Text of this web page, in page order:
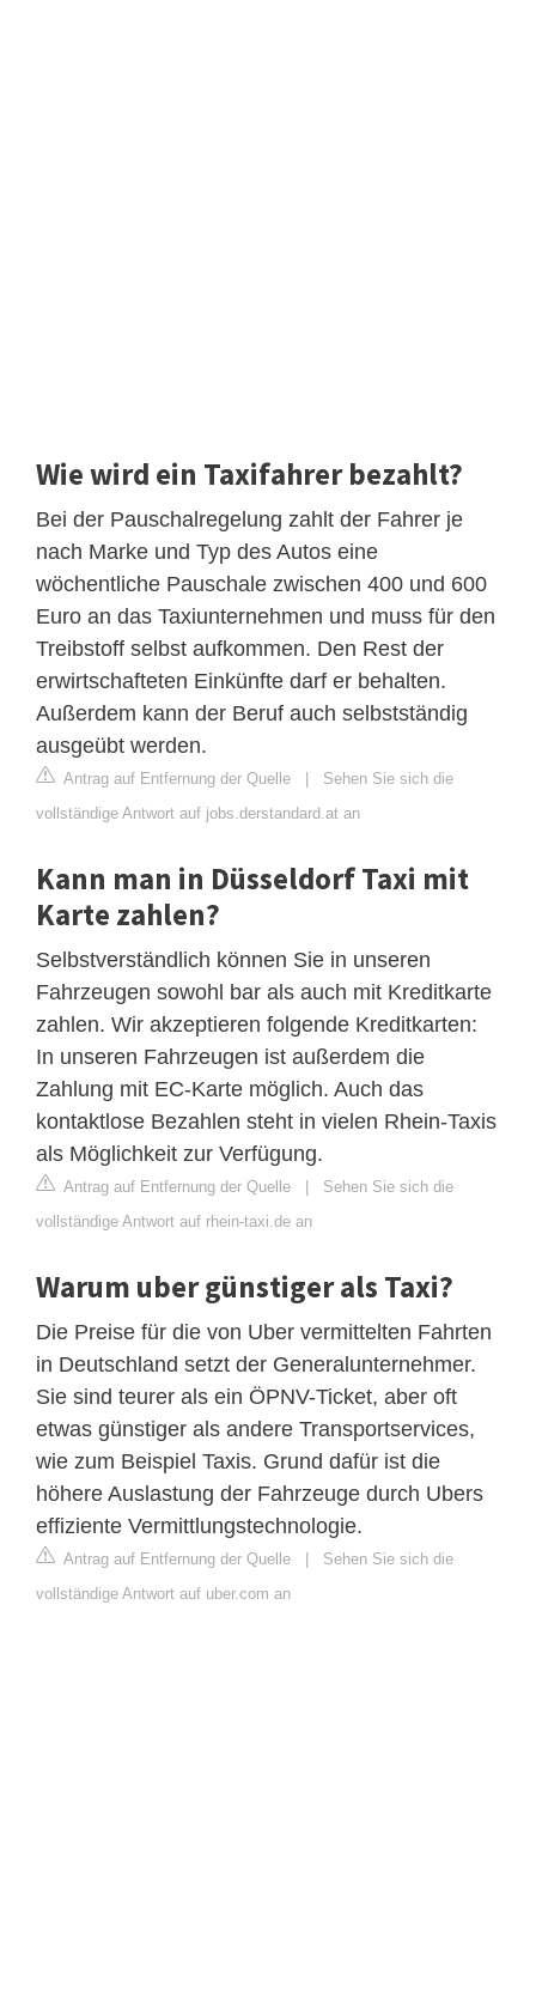
Wie wird ein Taxifahrer bezahlt?
Bei der Pauschalregelung zahlt der Fahrer je
nach Marke und Typ des Autos eine
wöchentliche Pauschale zwischen 400 und 600
Euro an das Taxiunternehmen und muss für den
Treibstoff selbst aufkommen. Den Rest der
erwirtschafteten Einkünfte darf er behalten.
Außerdem kann der Beruf auch selbstständig
ausgeübt werden.
Antrag auf Entfernung der Quelle | Sehen Sie sich die
vollständige Antwort auf jobs.derstandard.at an
Kann man in Düsseldorf Taxi mit
Karte zahlen?
Selbstverständlich können Sie in unseren
Fahrzeugen sowohl bar als auch mit Kreditkarte
zahlen. Wir akzeptieren folgende Kreditkarten:
In unseren Fahrzeugen ist außerdem die
Zahlung mit EC-Karte möglich. Auch das
kontaktlose Bezahlen steht in vielen Rhein-Taxis
als Möglichkeit zur Verfügung.
Antrag auf Entfernung der Quelle | Sehen Sie sich die
vollständige Antwort auf rhein-taxi.de an
Warum uber günstiger als Taxi?
Die Preise für die von Uber vermittelten Fahrten
in Deutschland setzt der Generalunternehmer.
Sie sind teurer als ein ÖPNV-Ticket, aber oft
etwas günstiger als andere Transportservices,
wie zum Beispiel Taxis. Grund dafür ist die
höhere Auslastung der Fahrzeuge durch Ubers
effiziente Vermittlungstechnologie.
Antrag auf Entfernung der Quelle | Sehen Sie sich die
vollständige Antwort auf uber.com an